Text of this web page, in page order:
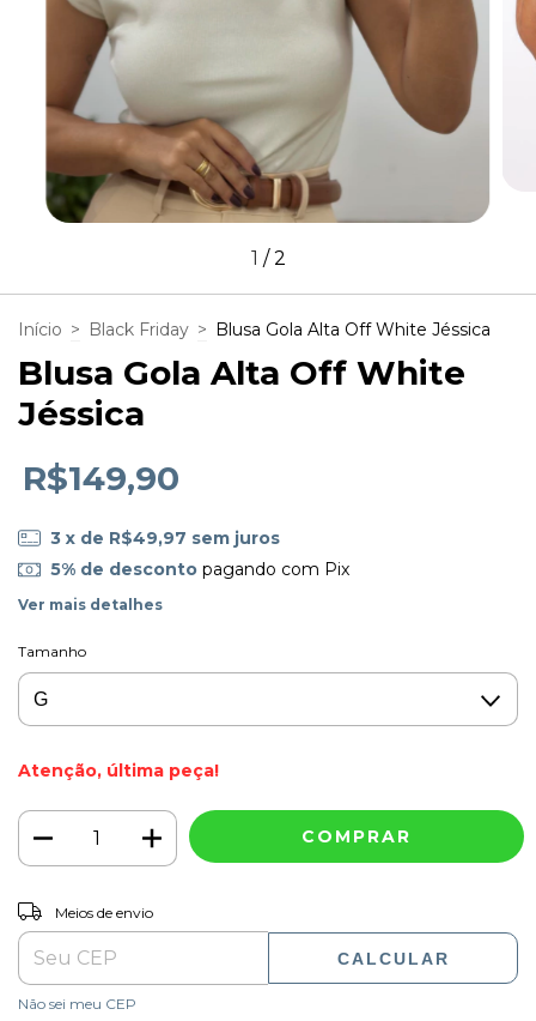
1 /2
Início > Black Friday > Blusa Gola Alta Off White Jéssica
Blusa Gola Alta Off White
Jéssica
R$149,90
3 x de R$49,97 sem juros
5% de descontopagando com Pix
Ver mais detalhes
Tamanho
Atenção, última peça!
Entregas para o CEP:
Meios de envio
CALCULAR
Não sei meu CEP